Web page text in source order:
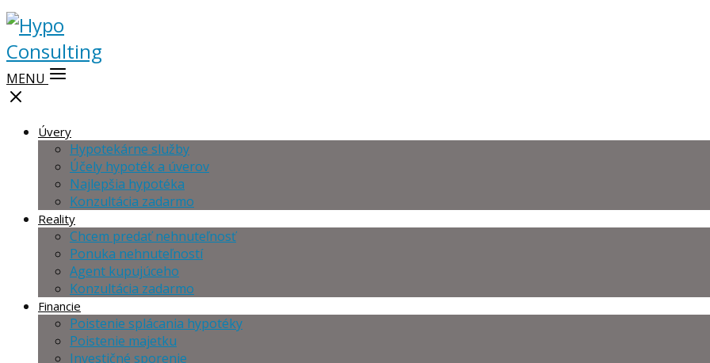
MENU
Úvery
Hypotekárne služby
Účely hypoték a úverov
Najlepšia hypotéka
Konzultácia zadarmo
Reality
Chcem predať nehnuteľnosť
Ponuka nehnuteľností
Agent kupujúceho
Konzultácia zadarmo
Financie
Poistenie splácania hypotéky
Poistenie majetku
Investičné sporenie